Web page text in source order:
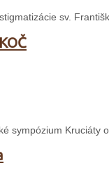
sv.
sympózium